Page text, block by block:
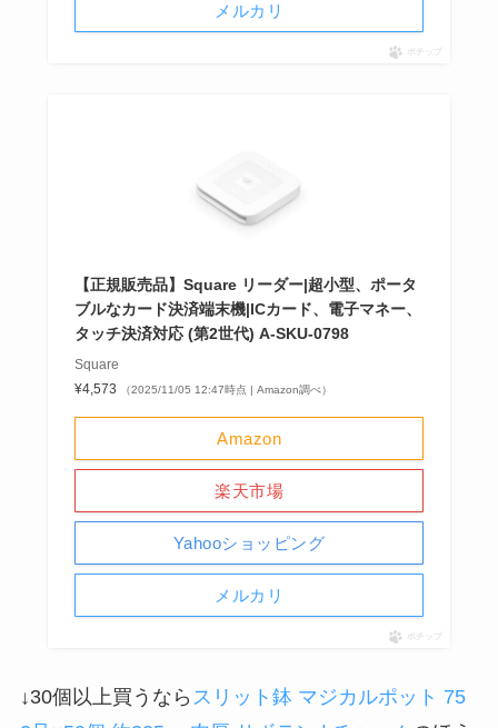
メルカリ
ポチップ
【正規販売品】Square リーダー|超小型、ポータ
ブルなカード決済端末機|ICカード、電子マネー、
タッチ決済対応 (第2世代) A-SKU-0798
Square
¥4,573
（2025/11/05 12:47時点 | Amazon調べ）
Amazon
楽天市場
Yahooショッピング
メルカリ
ポチップ
↓30個以上買うなら スリット鉢 マジカルポット 75